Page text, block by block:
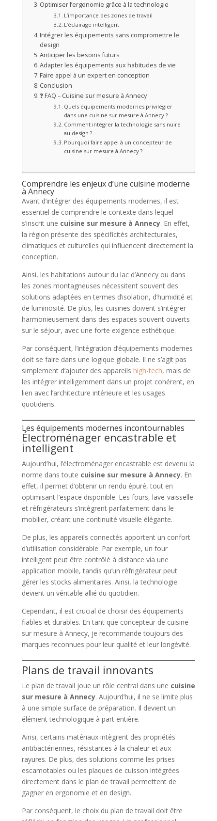
Optimiser l’ergonomie grâce à la technologie
L’importance des zones de travail
L’éclairage intelligent
Intégrer les équipements sans compromettre le
design
Anticiper les besoins futurs
Adapter les équipements aux habitudes de vie
Faire appel à un expert en conception
Conclusion
❓ FAQ – Cuisine sur mesure à Annecy
Quels équipements modernes privilégier
dans une cuisine sur mesure à Annecy ?
Comment intégrer la technologie sans nuire
au design ?
Pourquoi faire appel à un concepteur de
cuisine sur mesure à Annecy ?
Comprendre les enjeux d’une cuisine moderne
à Annecy
Avant d’intégrer des équipements modernes, il est
essentiel de comprendre le contexte dans lequel
s’inscrit une cuisine sur mesure à Annecy. En effet,
la région présente des spécificités architecturales,
climatiques et culturelles qui influencent directement la
conception.
Ainsi, les habitations autour du lac d’Annecy ou dans
les zones montagneuses nécessitent souvent des
solutions adaptées en termes d’isolation, d’humidité et
de luminosité. De plus, les cuisines doivent s’intégrer
harmonieusement dans des espaces souvent ouverts
sur le séjour, avec une forte exigence esthétique.
Par conséquent, l’intégration d’équipements modernes
doit se faire dans une logique globale. Il ne s’agit pas
simplement d’ajouter des appareils high-tech, mais de
les intégrer intelligemment dans un projet cohérent, en
lien avec l’architecture intérieure et les usages
quotidiens.
Les équipements modernes incontournables
Électroménager encastrable et
intelligent
Aujourd’hui, l’électroménager encastrable est devenu la
norme dans toute cuisine sur mesure à Annecy. En
effet, il permet d’obtenir un rendu épuré, tout en
optimisant l’espace disponible. Les fours, lave-vaisselle
et réfrigérateurs s’intègrent parfaitement dans le
mobilier, créant une continuité visuelle élégante.
De plus, les appareils connectés apportent un confort
d’utilisation considérable. Par exemple, un four
intelligent peut être contrôlé à distance via une
application mobile, tandis qu’un réfrigérateur peut
gérer les stocks alimentaires. Ainsi, la technologie
devient un véritable allié du quotidien.
Cependant, il est crucial de choisir des équipements
fiables et durables. En tant que concepteur de cuisine
sur mesure à Annecy, je recommande toujours des
marques reconnues pour leur qualité et leur longévité.
Plans de travail innovants
Le plan de travail joue un rôle central dans une cuisine
sur mesure à Annecy. Aujourd’hui, il ne se limite plus
à une simple surface de préparation. Il devient un
élément technologique à part entière.
Ainsi, certains matériaux intègrent des propriétés
antibactériennes, résistantes à la chaleur et aux
rayures. De plus, des solutions comme les prises
escamotables ou les plaques de cuisson intégrées
directement dans le plan de travail permettent de
gagner en ergonomie et en design.
Par conséquent, le choix du plan de travail doit être